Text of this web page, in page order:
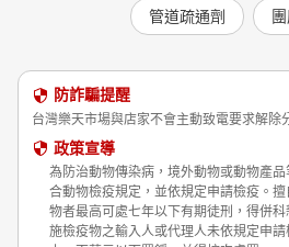
管道疏通劑
防詐騙提醒
台灣樂天市場與店家不會主動致電要求解除
政策宣導
為防治動物傳染病，境外動物或動物產
合動物檢疫規定，並依規定申請檢疫。
物者最高可處七年以下有期徒刑，得併
施檢疫物之輸入人或代理人未依規定申